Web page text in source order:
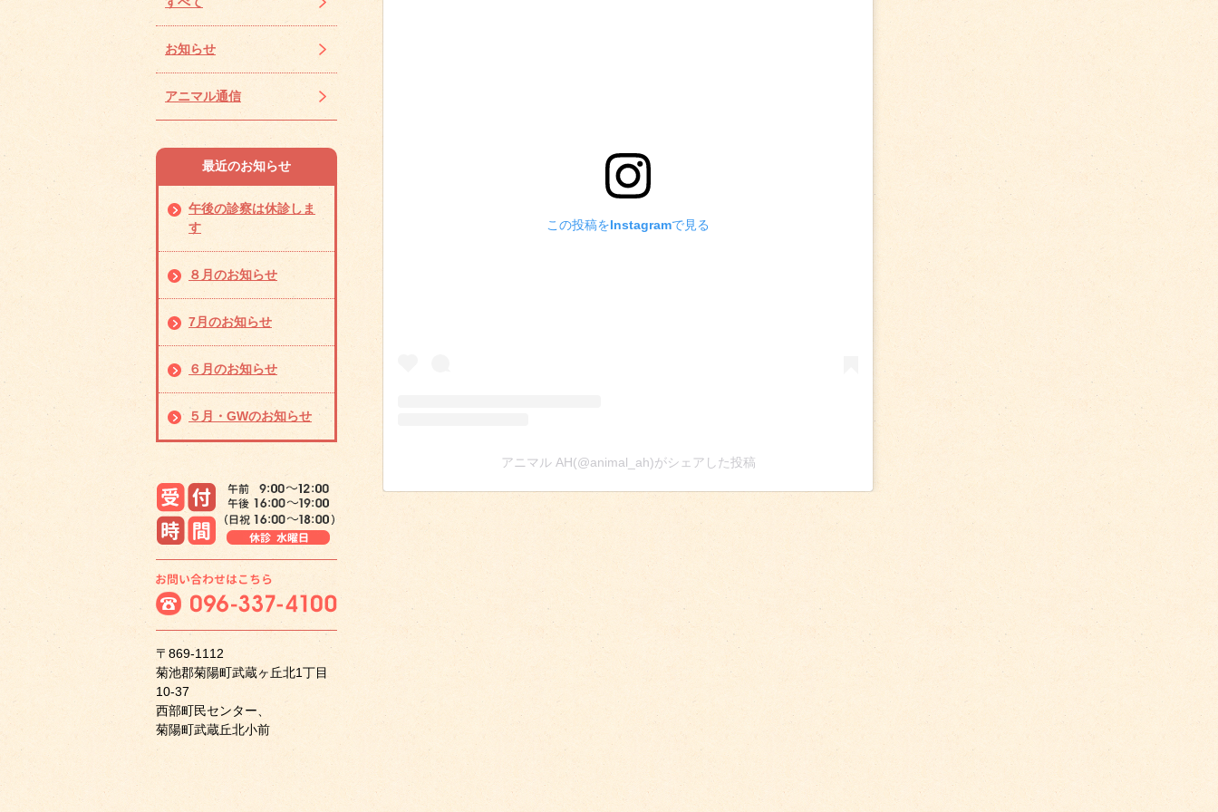
お知らせ
アニマル通信
最近のお知らせ
午後の診察は休診しま
す
８月のお知らせ
7月のお知らせ
６月のお知らせ
５月・GWのお知らせ
〒869-1112
菊池郡菊陽町武蔵ヶ丘北1丁目
10-37
西部町民センター、
菊陽町武蔵丘北小前
この投稿をInstagramで見る
アニマル AH(@animal_ah)がシェアした投稿